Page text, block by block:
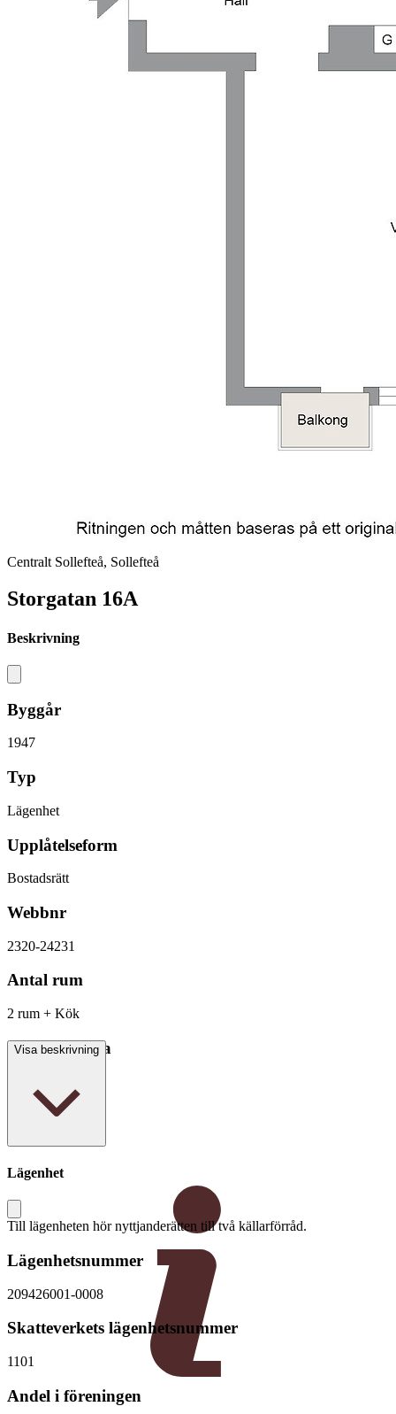
Centralt Sollefteå, Sollefteå
Storgatan 16A
Beskrivning
Byggår
1947
Typ
Lägenhet
Upplåtelseform
Bostadsrätt
Webbnr
2320-24231
Antal rum
2 rum + Kök
Boarea/Biarea
Visa beskrivning
Lägenhet
Till lägenheten hör nyttjanderätten till två källarförråd.
Lägenhetsnummer
209426001-0008
Skatteverkets lägenhetsnummer
1101
Andel i föreningen